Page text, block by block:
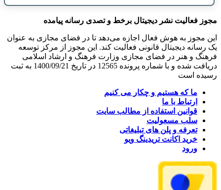
مجوز فعالیت نشر دیجیتال برخط و تصدی رسانه پیامده
این مجوز به هوش فعال اجازه می‌دهد تا در فضای مجازی به عنوان
یک رسانه دیجیتال قانونی فعالیت کند. این مجوز از مرکز توسعه
فرهنگ و هنر در فضای مجازی وزارت فرهنگ و ارشاد اسلامی
دریافت شده و با شماره پرونده 12565 در تاریخ 1400/09/21 به ثبت
رسیده است
ما که هستیم و چکار می کنیم
ارتباط با ما
قوانین استفاده از مطالب سایت
سلب مسعولیت
تعرفه و پلن های تبلیغاتی
خرید اکانت تریدینگ ویو
ورود